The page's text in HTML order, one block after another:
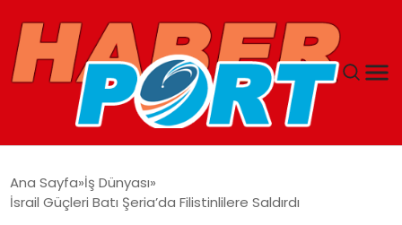
GUNCEL
Ana Sayfa İş Dünyası
İsrail Güçleri Batı Şeria’da Filistinlilere Saldırdı